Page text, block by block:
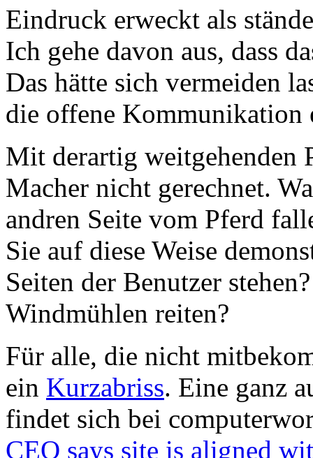
Eindruck erweckt als
Ich gehe davon aus, dass
Das hätte sich vermeiden
die offene Kommunikation
Mit derartig weitgehenden
Macher nicht gerechnet.
andren Seite vom Pferd
Sie auf diese Weise
Seiten der Benutzer
Windmühlen reiten?
Für alle, die nicht
ein Kurzabriss. Eine ganz
findet sich bei
CEO says site is aligned